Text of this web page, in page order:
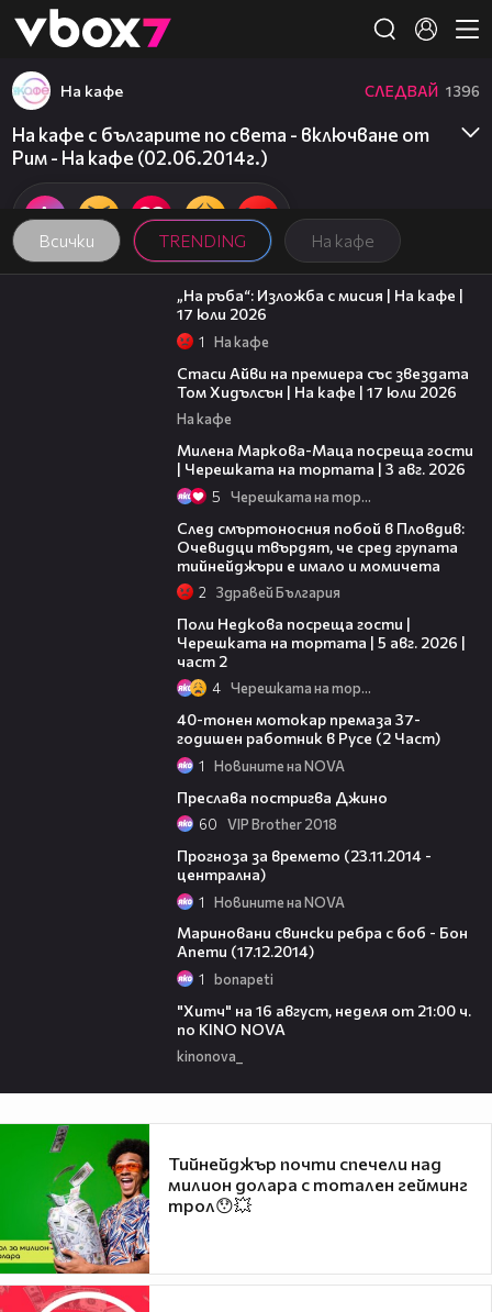
👾
Всички TRENDING На кафе
На кафе СЛЕДВАЙ 1396
На кафе с българите по света - включване от
Рим - На кафе (02.06.2014г.)
09:09
„На ръба“: Изложба с мисия | На кафе |
17 юли 2026
1 На кафе
Стаси Айви на премиера със звездата
Том Хидълсън | На кафе | 17 юли 2026
На кафе
Милена Маркова-Маца посреща гости
| Черешката на тортата | 3 авг. 2026
5 Черешката на тортата
След смъртоносния побой в Пловдив:
Очевидци твърдят, че сред групата
тийнейджъри е имало и момичета
2 Здравей България
Поли Недкова посреща гости |
Черешката на тортата | 5 авг. 2026 |
част 2
4 Черешката на тортата
40-тонен мотокар премаза 37-
годишен работник в Русе (2 Част)
1 Новините на NOVA
Преслава постригва Джино
60 VIP Brother 2018
Прогноза за времето (23.11.2014 -
централна)
1 Новините на NOVA
Мариновани свински ребра с боб - Бон
Апети (17.12.2014)
1 bonapeti
"Хитч" на 16 август, неделя от 21:00 ч.
по KINO NOVA
kinonova_
Тийнейджър почти спечели над
милион долара с тотален гейминг
трол😯💥